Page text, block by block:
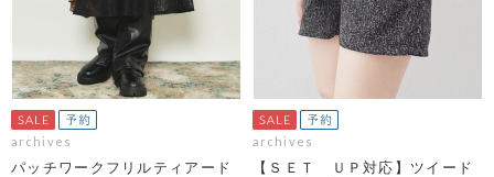
archives
パッチワークフリルティアード
archives
【ＳＥＴ ＵＰ対応】ツイード